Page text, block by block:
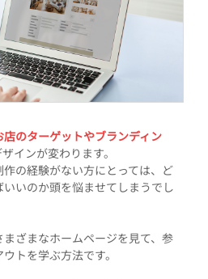
店のターゲットやブランディン
インが変わります。
の経験がない方にとっては、ど
いのか頭を悩ませてしまうでし
ざまなホームページを見て、参
トを学ぶ方法です。